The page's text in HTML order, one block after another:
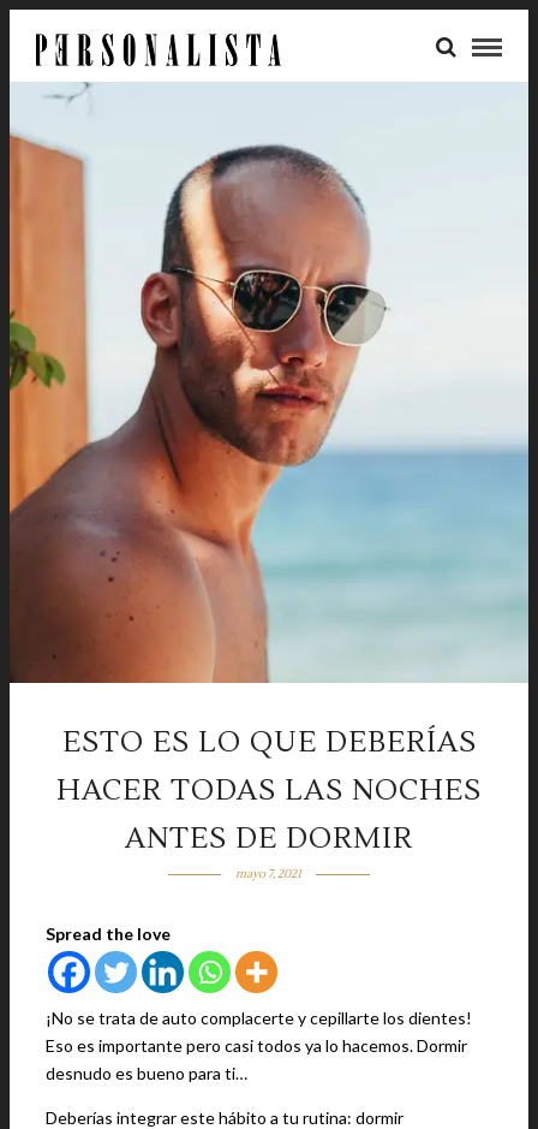
ESTO ES LO QUE DEBERÍAS
HACER TODAS LAS NOCHES
ANTES DE DORMIR
mayo 7, 2021
Spread the love
¡No se trata de auto complacerte y cepillarte los dientes!
Eso es importante pero casi todos ya lo hacemos. Dormir
desnudo es bueno para ti…
Deberías integrar este hábito a tu rutina: dormir